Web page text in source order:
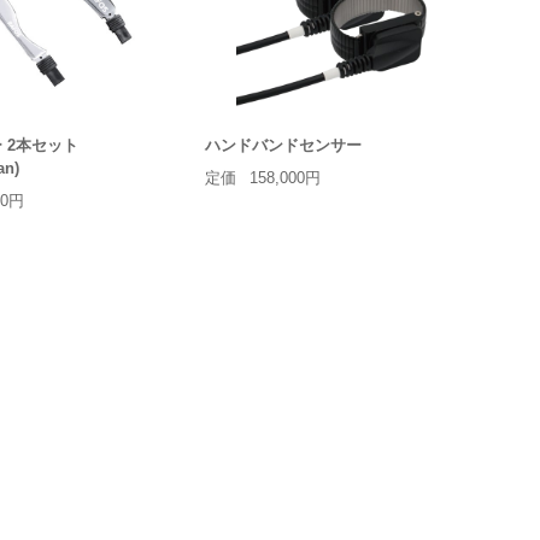
2本セット
円
ハンドバンドセンサー
定価
158,000円